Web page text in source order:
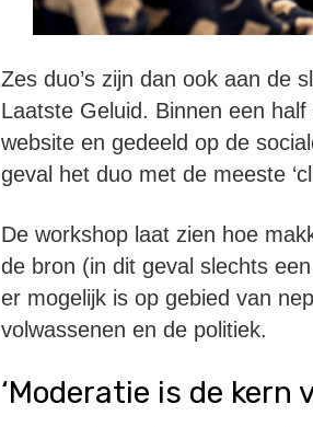
Zes duo’s zijn dan ook aan de
Laatste Geluid. Binnen een
website en gedeeld op de
geval het duo met de meeste
De workshop laat zien hoe
de bron (in dit geval slechts
er mogelijk is op gebied van
volwassenen en de politiek.
‘Moderatie is de